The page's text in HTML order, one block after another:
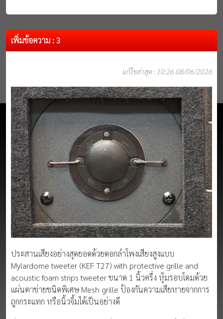
เพิ่มข้อความ : 3
แก้ไขล่าสุด : 10:26 08/06/2026
ประสานเสียงอย่างสุดยอดด้วยดอกลำโพงเสียงสูงแบบ
Mylardome tweeter (KEF T27) with protective grille and
acoustic foam strips tweeter ขนาด 1 นิ้วครึ่ง หุ้มรอบโดมด้วย
แผ่นตาข่ายชนิดพิเศษ Mesh grille ป้องกันความเสียหายจากการ
ถูกกระแทก หรือนิ้วจิ้มได้เป็นอย่างดี